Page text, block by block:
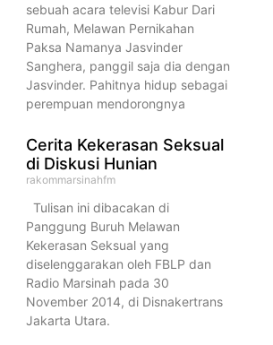
sebuah acara televisi Kabur Dari
Rumah, Melawan Pernikahan
Paksa Namanya Jasvinder
Sanghera, panggil saja dia dengan
Jasvinder. Pahitnya hidup sebagai
perempuan mendorongnya
Cerita Kekerasan Seksual
di Diskusi Hunian
rakommarsinahfm
Tulisan ini dibacakan di
Panggung Buruh Melawan
Kekerasan Seksual yang
diselenggarakan oleh FBLP dan
Radio Marsinah pada 30
November 2014, di Disnakertrans
Jakarta Utara.